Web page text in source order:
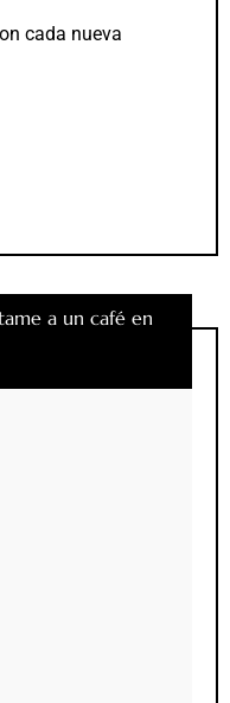
cada nueva
a un café en